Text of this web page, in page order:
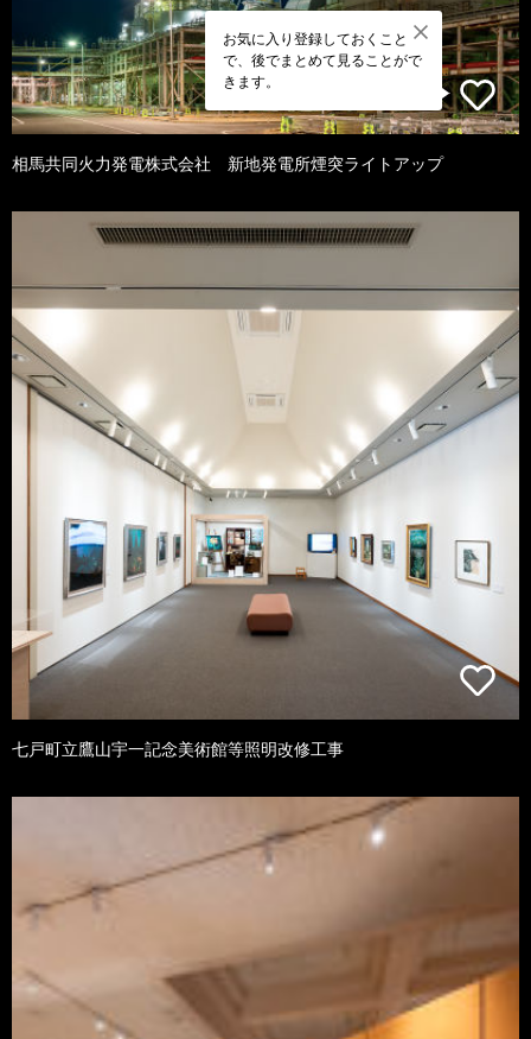
お気に入り登録しておくこと
で、後でまとめて見ることがで
きます。
相馬共同火力発電株式会社 新地発電所煙突ライトアップ
七戸町立鷹山宇一記念美術館等照明改修工事